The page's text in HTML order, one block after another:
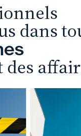
dans